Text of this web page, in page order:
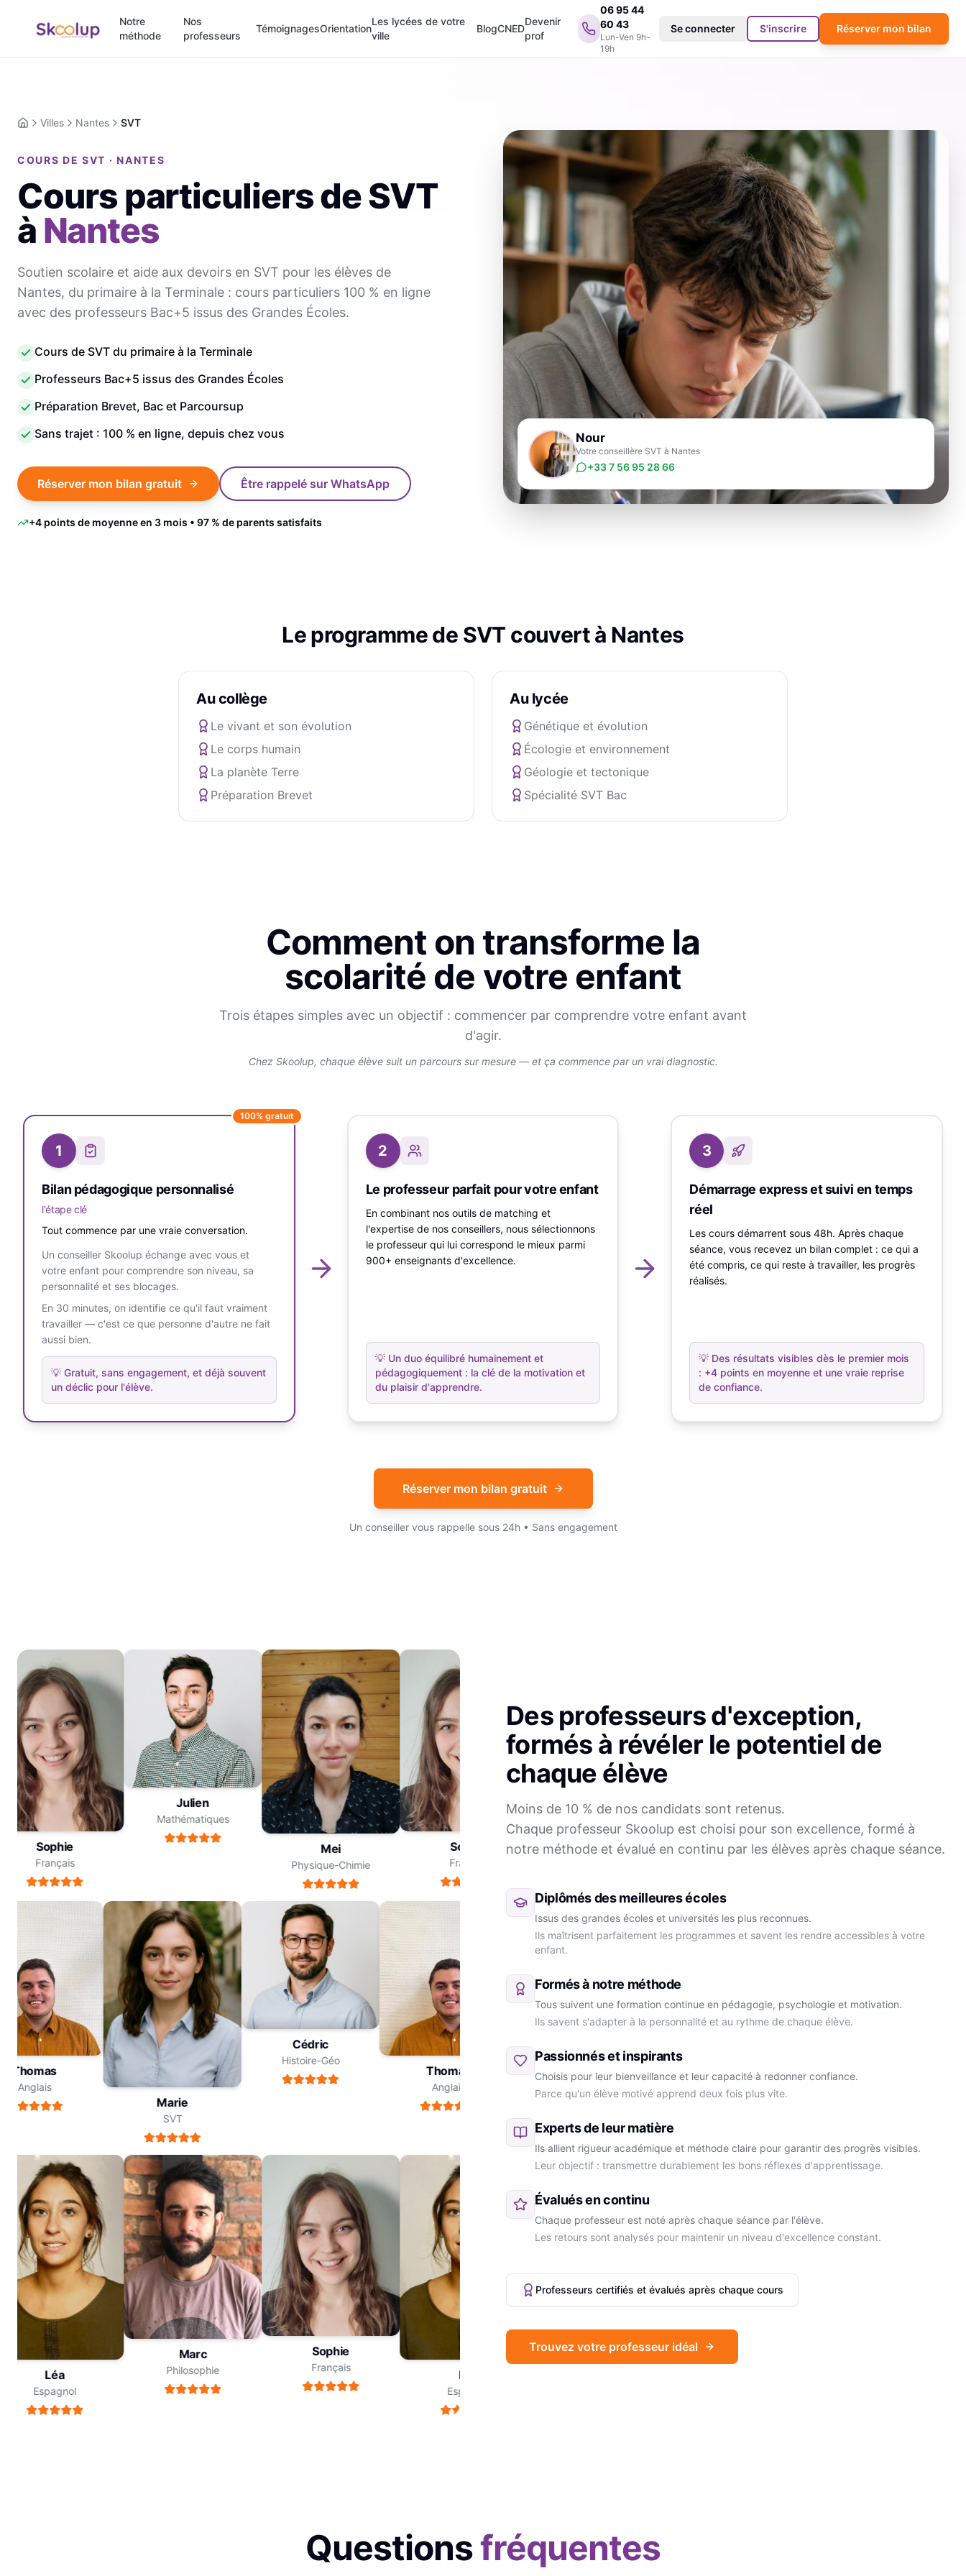
Notre
méthode
Nos
professeurs
TémoignagesOrientation
Les lycées de votre
ville
BlogCNED
Devenir
prof
06 95 44
60 43
Lun-Ven 9h-
19h
Se connecter S'inscrire Réserver mon bilan
AccueilVilles Nantes SVT
COURS DE SVT · NANTES
Cours particuliers de SVT
à Nantes
Soutien scolaire et aide aux devoirs en SVT pour les élèves de
Nantes, du primaire à la Terminale : cours particuliers 100 % en ligne
avec des professeurs Bac+5 issus des Grandes Écoles.
Cours de SVT du primaire à la Terminale
Professeurs Bac+5 issus des Grandes Écoles
Préparation Brevet, Bac et Parcoursup
Sans trajet : 100 % en ligne, depuis chez vous
Réserver mon bilan gratuit Être rappelé sur WhatsApp
+4 points de moyenne en 3 mois • 97 % de parents satisfaits
Nour
Votre conseillère SVT à Nantes
+33 7 56 95 28 66
Le programme de SVT couvert à Nantes
Au collège
Le vivant et son évolution
Le corps humain
La planète Terre
Préparation Brevet
Au lycée
Génétique et évolution
Écologie et environnement
Géologie et tectonique
Spécialité SVT Bac
Comment on transforme la
scolarité de votre enfant
Trois étapes simples avec un objectif : commencer par comprendre votre enfant avant
d'agir.
Chez Skoolup, chaque élève suit un parcours sur mesure — et ça commence par un vrai diagnostic.
100% gratuit
1
Bilan pédagogique personnalisé
l'étape clé
Tout commence par une vraie conversation.
Un conseiller Skoolup échange avec vous et
votre enfant pour comprendre son niveau, sa
personnalité et ses blocages.
En 30 minutes, on identifie ce qu'il faut vraiment
travailler — c'est ce que personne d'autre ne fait
aussi bien.
💡 Gratuit, sans engagement, et déjà souvent
un déclic pour l'élève.
2
Le professeur parfait pour votre enfant
En combinant nos outils de matching et
l'expertise de nos conseillers, nous sélectionnons
le professeur qui lui correspond le mieux parmi
900+ enseignants d'excellence.
💡 Un duo équilibré humainement et
pédagogiquement : la clé de la motivation et
du plaisir d'apprendre.
3
Démarrage express et suivi en temps
réel
Les cours démarrent sous 48h. Après chaque
séance, vous recevez un bilan complet : ce qui a
été compris, ce qui reste à travailler, les progrès
réalisés.
💡 Des résultats visibles dès le premier mois
: +4 points en moyenne et une vraie reprise
de confiance.
Réserver mon bilan gratuit
Un conseiller vous rappelle sous 24h • Sans engagement
Sophie
Français
Julien
Mathématiques
Mei
Physique-Chimie
Sophie
Français
Julien
Mei Sophie
Thomas
Anglais
Marie
SVT
Cédric
Histoire-Géo
Thomas
Anglais
Marie
Léa
Espagnol
Marc
Philosophie
Sophie
Français Léa
Espagnol
Marc
Français
Des professeurs d'exception,
formés à révéler le potentiel de
chaque élève
Moins de 10 % de nos candidats sont retenus.
Chaque professeur Skoolup est choisi pour son excellence, formé à
notre méthode et évalué en continu par les élèves après chaque séance.
Diplômés des meilleures écoles
Issus des grandes écoles et universités les plus reconnues.
Ils maîtrisent parfaitement les programmes et savent les rendre accessibles à votre
enfant.
Formés à notre méthode
Tous suivent une formation continue en pédagogie, psychologie et motivation.
Ils savent s'adapter à la personnalité et au rythme de chaque élève.
Passionnés et inspirants
Choisis pour leur bienveillance et leur capacité à redonner confiance.
Parce qu'un élève motivé apprend deux fois plus vite.
Experts de leur matière
Ils allient rigueur académique et méthode claire pour garantir des progrès visibles.
Leur objectif : transmettre durablement les bons réflexes d'apprentissage.
Évalués en continu
Chaque professeur est noté après chaque séance par l'élève.
Les retours sont analysés pour maintenir un niveau d'excellence constant.
Professeurs certifiés et évalués après chaque cours
Trouvez votre professeur idéal
Questionsfréquentes